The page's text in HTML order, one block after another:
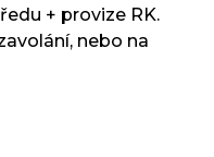
+ provize RK.
nebo na